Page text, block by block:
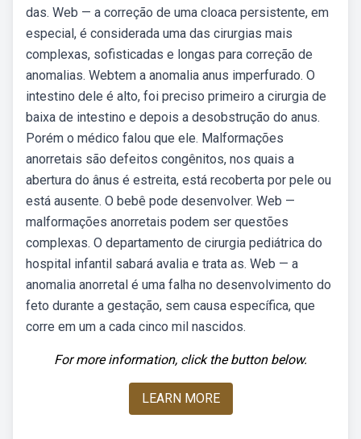
das. Web — a correção de uma cloaca persistente, em
especial, é considerada uma das cirurgias mais
complexas, sofisticadas e longas para correção de
anomalias. Webtem a anomalia anus imperfurado. O
intestino dele é alto, foi preciso primeiro a cirurgia de
baixa de intestino e depois a desobstrução do anus.
Porém o médico falou que ele. Malformações
anorretais são defeitos congênitos, nos quais a
abertura do ânus é estreita, está recoberta por pele ou
está ausente. O bebê pode desenvolver. Web —
malformações anorretais podem ser questões
complexas. O departamento de cirurgia pediátrica do
hospital infantil sabará avalia e trata as. Web — a
anomalia anorretal é uma falha no desenvolvimento do
feto durante a gestação, sem causa específica, que
corre em um a cada cinco mil nascidos.
For more information, click the button below.
LEARN MORE